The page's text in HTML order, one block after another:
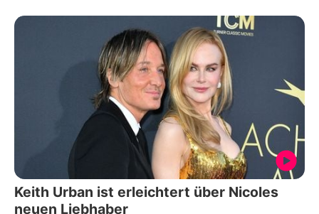
Keith Urban ist erleichtert über Nicoles
neuen Liebhaber